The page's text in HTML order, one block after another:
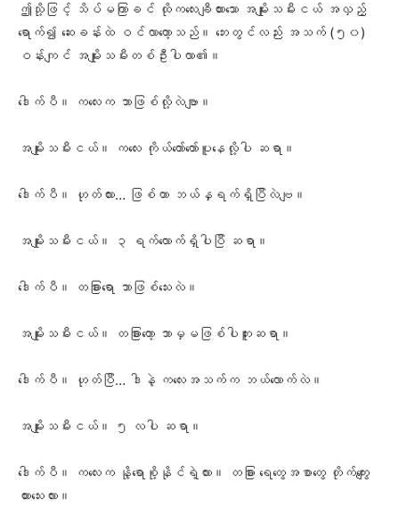
ဤသို့ဖြင့် သိပ်မကြာခင် ထိုကလေးချီထားသော အမျိုးသမီးငယ် အလှည့်
ရောက်၍ ဆေးခန်းထဲ ဝင်လာတော့သည်။ ဘေးတွင်လည်း အသက် (၅၀)
ဝန်းကျင် အမျိုးသမီးတစ်ဦးပါလာ၏။
ဒေါက်ပီ။ ကလေးက ဘာဖြစ်လို့လဲဗျာ။
အမျိုးသမီးငယ်။ ကလေး ကိုယ်တော်တော်ပူနေလို့ပါ ဆရာ။
ဒေါက်ပီ။ ဟုတ်လား… ဖြစ်တာ ဘယ်နှရက်ရှိပြီလဲဗျ။
အမျိုးသမီးငယ်။ ၃ ရက်လောက်ရှိပါပြီ ဆရာ။
ဒေါက်ပီ။ တခြားရော ဘာဖြစ်သေးလဲ။
အမျိုးသမီးငယ်။ တခြားတော့ ဘာမှမဖြစ်ပါဘူးဆရာ။
ဒေါက်ပီ။ ဟုတ်ပြီ… ဒါနဲ့ ကလေးအသက်က ဘယ်လောက်လဲ။
အမျိုးသမီးငယ်။ ၅ လပါ ဆရာ။
ဒေါက်ပီ။ ကလေးက နို့ရောစို့နိုင်ရဲ့လား။ တခြား ရေတွေအစာတွေ တိုက်ကျွေး
ထားသေးလား။